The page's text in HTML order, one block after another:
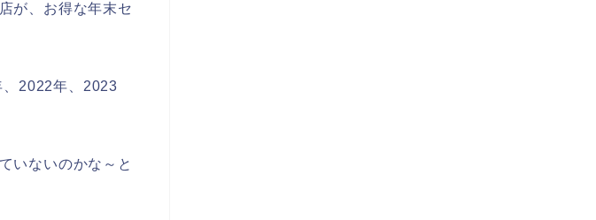
が、お得な年末セ
、2022年、2023
いないのかな～と